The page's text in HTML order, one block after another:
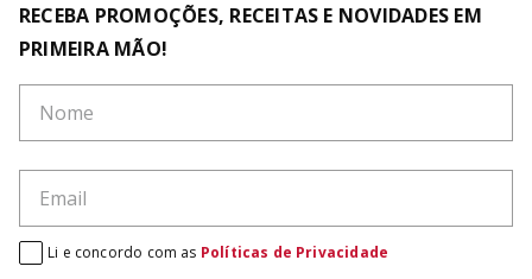
RECEBA PROMOÇÕES, RECEITAS E NOVIDADES EM
PRIMEIRA MÃO!
Li e concordo com as Políticas de Privacidade